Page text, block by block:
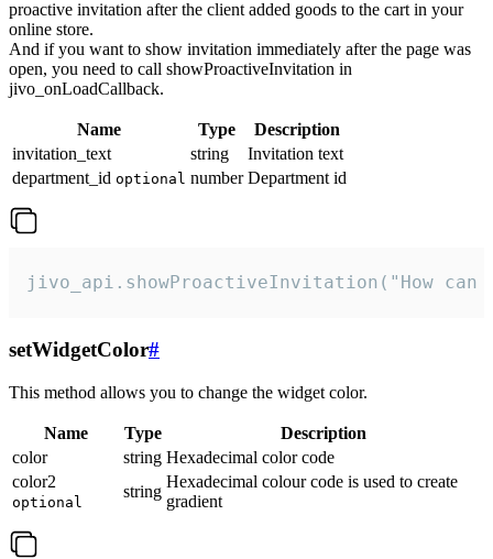
proactive invitation after the client added goods to the cart in your
online store.
And if you want to show invitation immediately after the page was
open, you need to call showProactiveInvitation in
jivo_onLoadCallback.
Name Type
Description
invitation_text
string
Invitation text
department_id optional number Department id
jivo_api.showProactiveInvitation("How
setWidgetColor#
This method allows you to change the widget color.
Name Type
Description
color
string Hexadecimal color code
color2
optional
string
Hexadecimal colour code is used to create
gradient